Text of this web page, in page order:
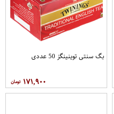
بگ سنتی توینینگز 50 عددی
۱۷۱,۹۰۰